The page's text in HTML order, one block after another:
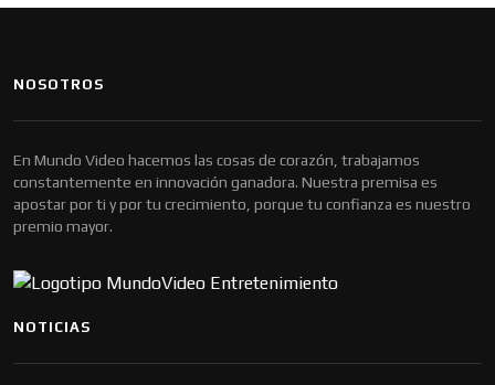
NOSOTROS
En Mundo Video hacemos las cosas de corazón, trabajamos
constantemente en innovación ganadora. Nuestra premisa es
apostar por ti y por tu crecimiento, porque tu confianza es nuestro
premio mayor.
NOTICIAS